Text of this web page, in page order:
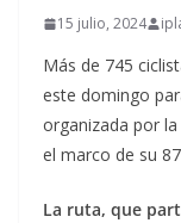
15 julio, 2024
Más de 745
este domingo
organizada por
el marco de su
La ruta, que